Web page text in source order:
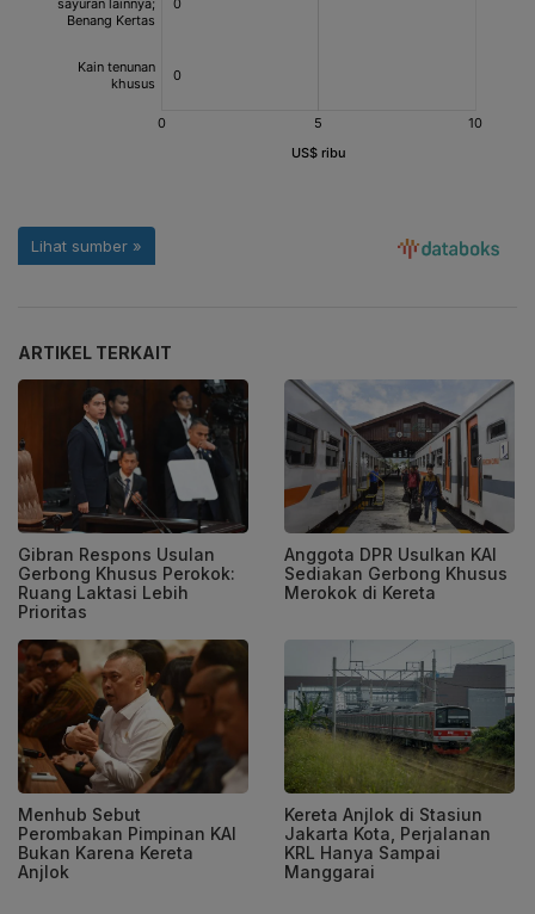
ARTIKEL TERKAIT
Gibran Respons Usulan
Gerbong Khusus Perokok:
Ruang Laktasi Lebih
Prioritas
Anggota DPR Usulkan KAI
Sediakan Gerbong Khusus
Merokok di Kereta
Menhub Sebut
Perombakan Pimpinan KAI
Bukan Karena Kereta
Anjlok
Kereta Anjlok di Stasiun
Jakarta Kota, Perjalanan
KRL Hanya Sampai
Manggarai